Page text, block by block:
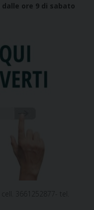
ore 9 di sabato
3661252877- tel.